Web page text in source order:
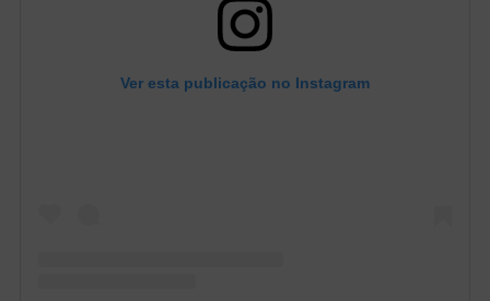
Ver esta publicação no Instagram